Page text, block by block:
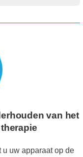
van het
u uw apparaat op de